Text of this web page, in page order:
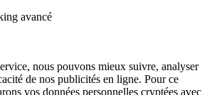
avancé
nous pouvons mieux suivre, analyser
de nos publicités en ligne. Pour ce
vos données personnelles cryptées avec